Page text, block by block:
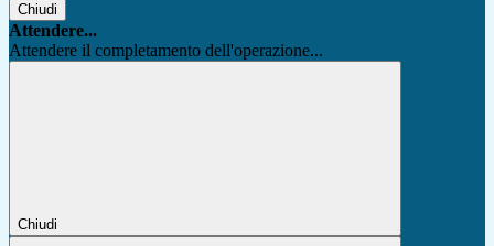
Chiudi
Attendere...
Attendere il completamento dell'operazione...
Chiudi